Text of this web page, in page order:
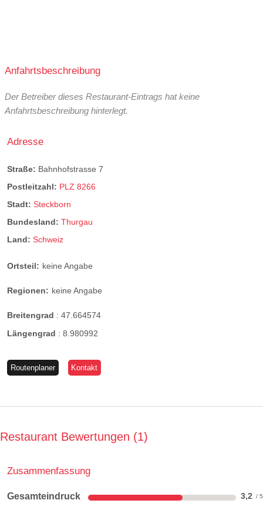
Anfahrtsbeschreibung
Der Betreiber dieses Restaurant-Eintrags hat keine
Anfahrtsbeschreibung hinterlegt.
Adresse
Straße: Bahnhofstrasse 7
Postleitzahl: PLZ 8266
Stadt: Steckborn
Bundesland: Thurgau
Land: Schweiz
Ortsteil: keine Angabe
Regionen: keine Angabe
Breitengrad : 47.664574
Längengrad : 8.980992
Routenplaner Kontakt
Restaurant Bewertungen 1
Zusammenfassung
Gesamteindruck 3,2